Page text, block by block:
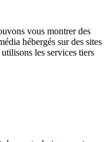
vous montrer des
hébergés sur des sites
les services tiers